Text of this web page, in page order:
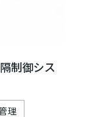
制御シス
理